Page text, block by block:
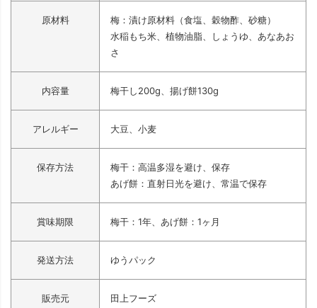
原材料
梅：漬け原材料（食塩、穀物酢、砂糖）
水稲もち米、植物油脂、しょうゆ、あなあお
さ
内容量 梅干し200g、揚げ餅130g
アレルギー 大豆、小麦
保存方法
梅干：高温多湿を避け、保存
あげ餅：直射日光を避け、常温で保存
賞味期限 梅干：1年、あげ餅：1ヶ月
発送方法 ゆうパック
販売元 田上フーズ